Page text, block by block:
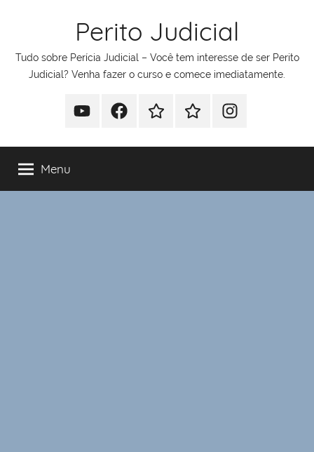
conteúdo
Perito Judicial
Tudo sobre Perícia Judicial – Você tem interesse de ser Perito
Judicial? Venha fazer o curso e comece imediatamente.
YoutubeFacebookWhatsappTelegramInstagram
Menu